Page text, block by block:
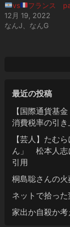
vs
フランス
12月 19, 2022
なんJ、なんG
最近の投稿
【国際通貨基
消費税率の引き
【芸人】たむ
ん」 松本人志
引用
桐島聡さんの火
ネットで拾っ
家出か自殺か